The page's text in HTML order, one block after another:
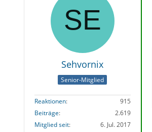
Sehvornix
Senior-Mitglied
Reaktionen
915
Beiträge
2.619
Mitglied seit
6. Jul. 2017